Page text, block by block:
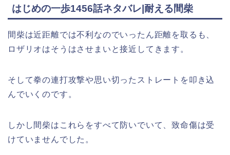
はじめの一歩1456話ネタバレ|耐える間柴
間柴は近距離では不利なのでいったん距離を取るも、
ロザリオはそうはさせまいと接近してきます。
そして拳の連打攻撃や思い切ったストレートを叩き込
んでいくのです。
しかし間柴はこれらをすべて防いでいて、致命傷は受
けていませんでした。